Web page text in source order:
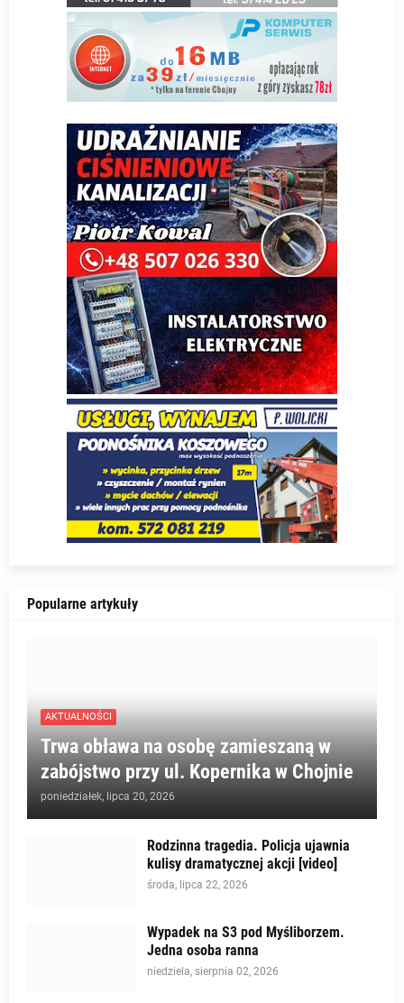
Popularne artykuły
AKTUALNOŚCI
Trwa obława na osobę zamieszaną w
zabójstwo przy ul. Kopernika w Chojnie
poniedziałek, lipca 20, 2026
Rodzinna tragedia. Policja ujawnia
kulisy dramatycznej akcji [video]
środa, lipca 22, 2026
Wypadek na S3 pod Myśliborzem.
Jedna osoba ranna
niedziela, sierpnia 02, 2026